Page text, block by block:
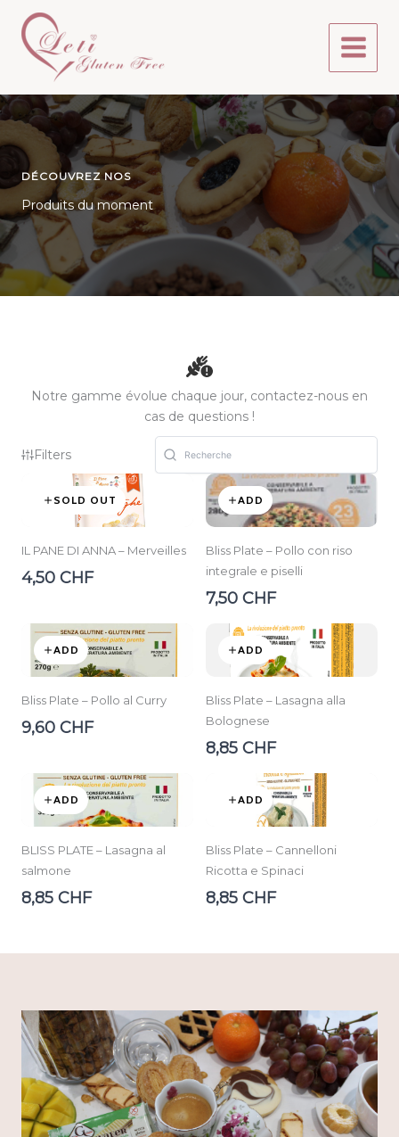
contenu
DÉCOUVREZ NOS
Produits du moment
Notre gamme évolue chaque jour, contactez-nous en
cas de questions !
Filters
SOLD OUT
IL PANE DI ANNA – Merveilles
4,50 CHF
ADD
Bliss Plate – Pollo con riso
integrale e piselli
7,50 CHF
ADD
Bliss Plate – Pollo al Curry
9,60 CHF
ADD
Bliss Plate – Lasagna alla
Bolognese
8,85 CHF
ADD
BLISS PLATE – Lasagna al
salmone
8,85 CHF
ADD
Bliss Plate – Cannelloni
Ricotta e Spinaci
8,85 CHF